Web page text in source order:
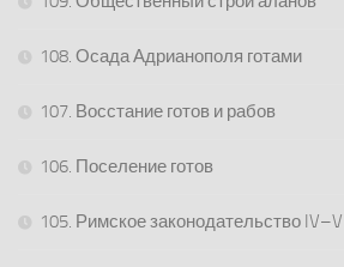
108. Осада Адрианополя готами
107. Восстание готов и рабов
106. Поселение готов
105. Римское законодательство